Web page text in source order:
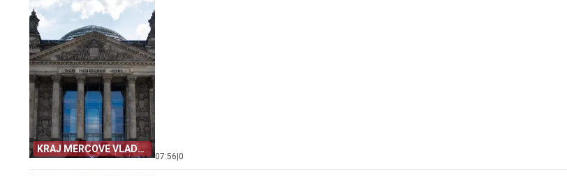
KRAJ MERCOVE VLADE
JE NEIZBJEŽAN
07:56 0